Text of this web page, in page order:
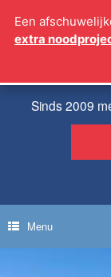
naar
Sinds 2009
Menu
Een
extra